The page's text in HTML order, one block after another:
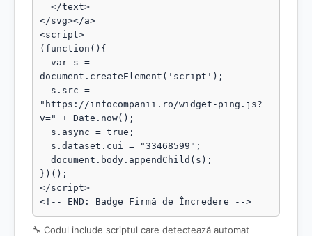
</svg></a>
<script>
(function(){
document.createElement('script');
"https://infocompanii.ro/widget-ping.js?
v=" + Date.now();
})();
</script>
<!-- END: Badge Firmă de Încredere -->
🔧 Codul include scriptul care detectează automat